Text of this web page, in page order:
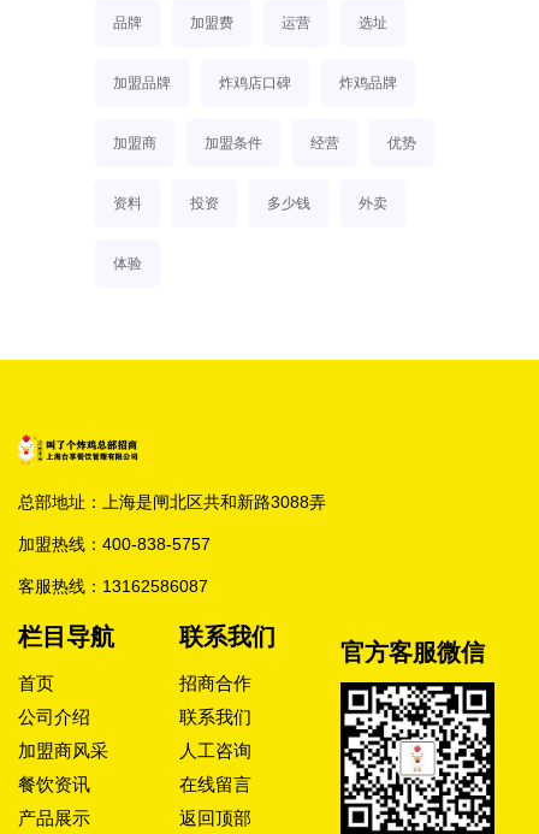
品牌 加盟费 运营 选址
加盟品牌 炸鸡店口碑 炸鸡品牌
加盟商 加盟条件 经营 优势
资料 投资 多少钱 外卖
体验
总部地址：上海是闸北区共和新路3088弄
加盟热线： 400-838-5757
客服热线： 13162586087
栏目导航
首页
公司介绍
加盟商风采
餐饮资讯
产品展示
联系我们
招商合作
联系我们
人工咨询
在线留言
返回顶部
官方客服微信